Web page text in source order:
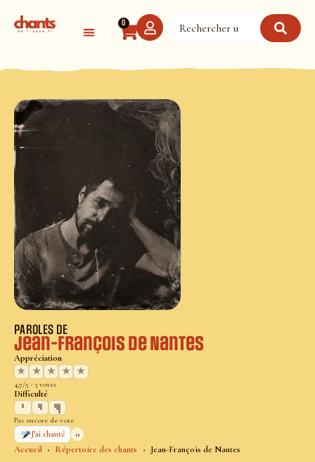
0
Accueil Répertoire des chants Jean-François de Nantes
PAROLES DE
Jean-François de Nantes
Appréciation
★
★ ★ ★ ★
4,7/5 · 3 votes
Difficulté
Pas encore de vote
J’ai chanté
0